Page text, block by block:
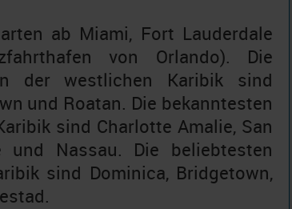
ab Miami, Fort Lauderdale
von Orlando). Die
der westlichen Karibik sind
und Roatan. Die bekanntesten
sind Charlotte Amalie, San
und Nassau. Die beliebtesten
sind Dominica, Bridgetown,